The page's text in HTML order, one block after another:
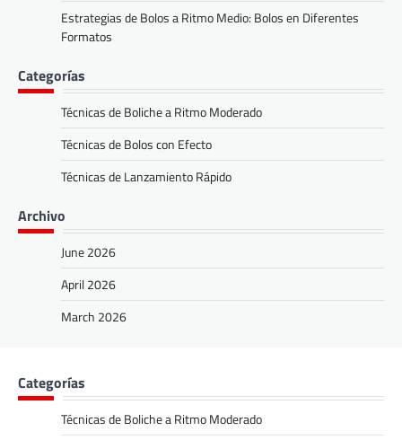
Estrategias de Bolos a Ritmo Medio: Bolos en Diferentes
Formatos
Categorías
Técnicas de Boliche a Ritmo Moderado
Técnicas de Bolos con Efecto
Técnicas de Lanzamiento Rápido
Archivo
June 2026
April 2026
March 2026
Categorías
Técnicas de Boliche a Ritmo Moderado